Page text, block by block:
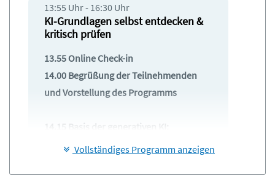
13:55 Uhr - 16:30 Uhr
KI-Grundlagen selbst entdecken &
kritisch prüfen
13.55 Online Check-in
14.00 Begrüßung der Teilnehmenden
und Vorstellung des Programms
14.15 Basis der generativen KI:
Impuls: Was ist generative KI?
Definition und
Vollständiges Programm anzeigen